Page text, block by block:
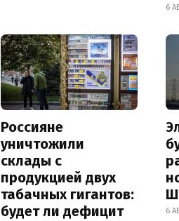
6
Россияне
уничтожили
склады с
продукцией двух
табачных гигантов:
будет ли дефицит
6